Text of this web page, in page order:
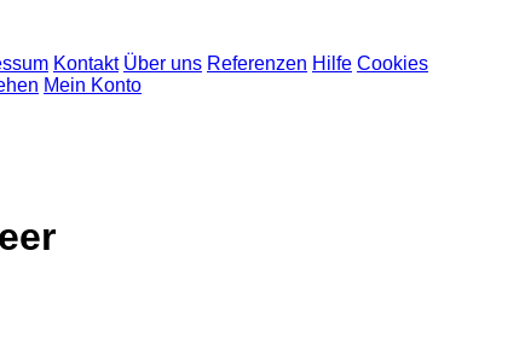
Kontakt Über uns Referenzen Hilfe Cookies
Mein Konto